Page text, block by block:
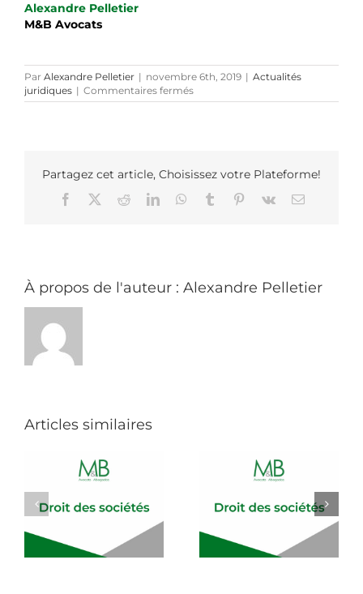
Alexandre Pelletier
M&B Avocats
Par Alexandre Pelletier | novembre 6th, 2019 | Actualités
juridiques | Commentaires ferméssur
Loi
mesures
Partagez cet article, Choisissez votre Plateforme!
Facebook RedditLinkedInWhatsApp
Tumblr Pinterest
Vk Email
À propos de l'auteur : Alexandre Pelletier
Articles similaires